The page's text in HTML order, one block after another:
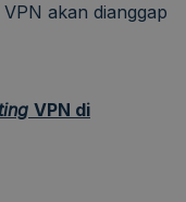
VPN akan dianggap
VPN di